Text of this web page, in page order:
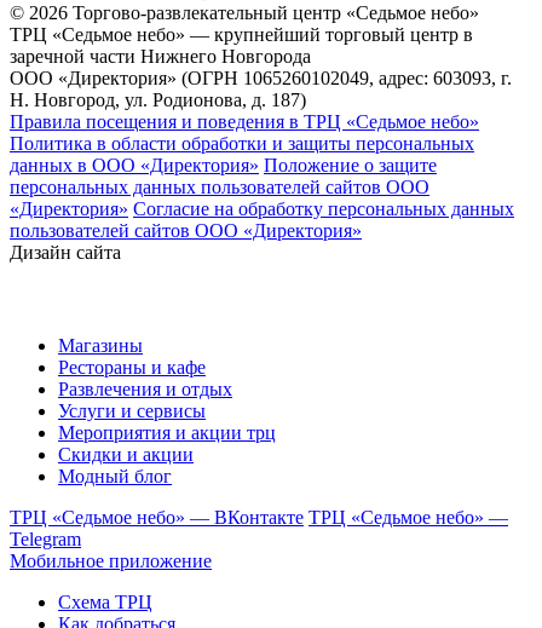
© 2026 Торгово-развлекательный центр «Седьмое небо»
ТРЦ «Седьмое небо» — крупнейший торговый центр в
заречной части Нижнего Новгорода
ООО «Директория» (ОГРН 1065260102049, адрес: 603093, г.
Н. Новгород, ул. Родионова, д. 187)
Правила посещения и поведения в ТРЦ «Седьмое небо»
Политика в области обработки и защиты персональных
данных в ООО «Директория» Положение о защите
персональных данных пользователей сайтов ООО
«Директория» Согласие на обработку персональных данных
пользователей сайтов ООО «Директория»
Дизайн сайта
Магазины
Рестораны и кафе
Развлечения и отдых
Услуги и сервисы
Мероприятия и акции трц
Скидки и акции
Модный блог
ТРЦ «Седьмое небо» — ВКонтакте ТРЦ «Седьмое небо» —
Telegram
Мобильное приложение
Схема ТРЦ
Как добраться